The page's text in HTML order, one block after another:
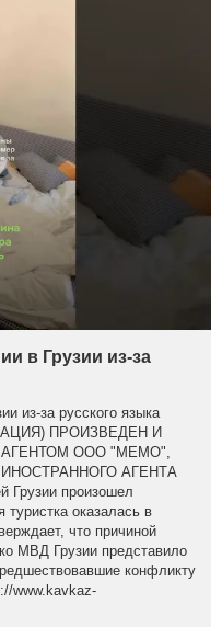
в Грузии из-за
из-за русского языка
ПРОИЗВЕДЕН И
ООО "МЕМО",
АГЕНТА
произошел
туристка оказалась в
что причиной
МВД Грузии представило
конфликту
www.kavkaz-